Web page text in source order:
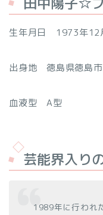
生年月日 1973年12
出身地 徳島県徳島市
血液型 A型
芸能界入り
1989年に行われ